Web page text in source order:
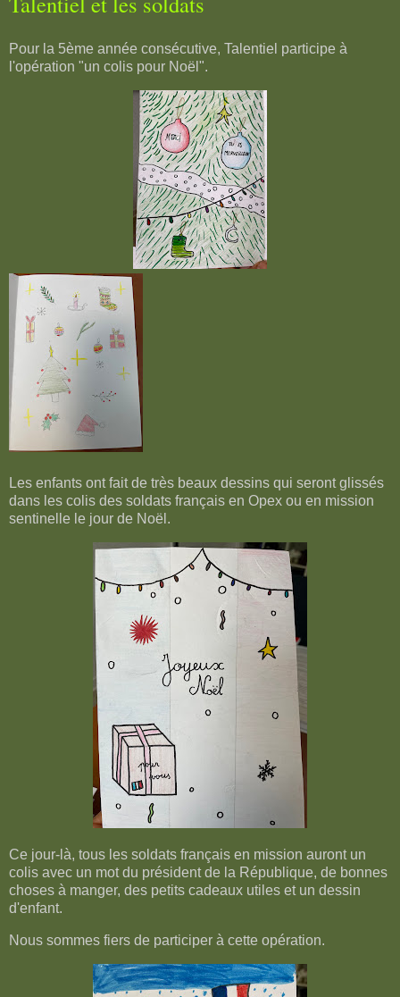
Pour la 5ème année consécutive, Talentiel participe à
l'opération "un colis pour Noël".
Les enfants ont fait de très beaux dessins qui seront glissés
dans les colis des soldats français en Opex ou en mission
sentinelle le jour de Noël.
Ce jour-là, tous les soldats français en mission auront un
colis avec un mot du président de la République, de bonnes
choses à manger, des petits cadeaux utiles et un dessin
d'enfant.
Nous sommes fiers de participer à cette opération.